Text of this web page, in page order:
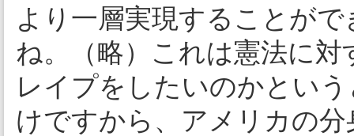
より一層実現することが
ね。（略）これは憲法に
レイプをしたいのかとい
けですから、アメリカの